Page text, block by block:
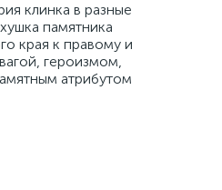
клинка в разные
памятника
края к правому и
героизмом,
атрибутом